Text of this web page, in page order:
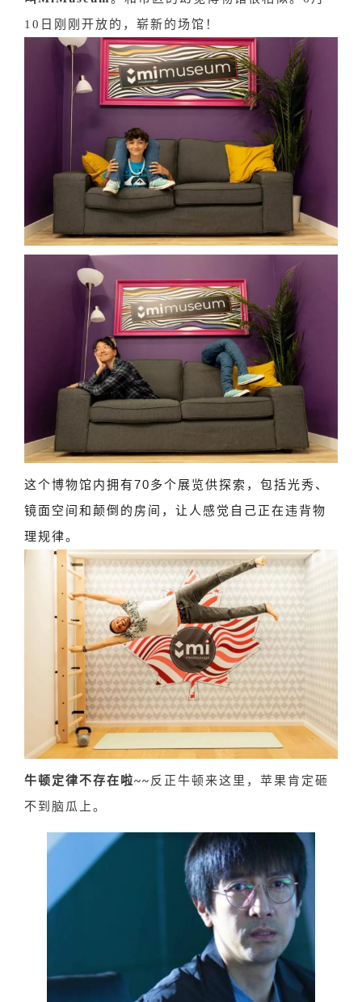
10日刚刚开放的，崭新的场馆！
这个博物馆内拥有70多个展览供探索，包括光秀、
镜面空间和颠倒的房间，让人感觉自己正在违背物
理规律。
牛顿定律不存在啦~~ 反正牛顿来这里，苹果肯定砸
不到脑瓜上。